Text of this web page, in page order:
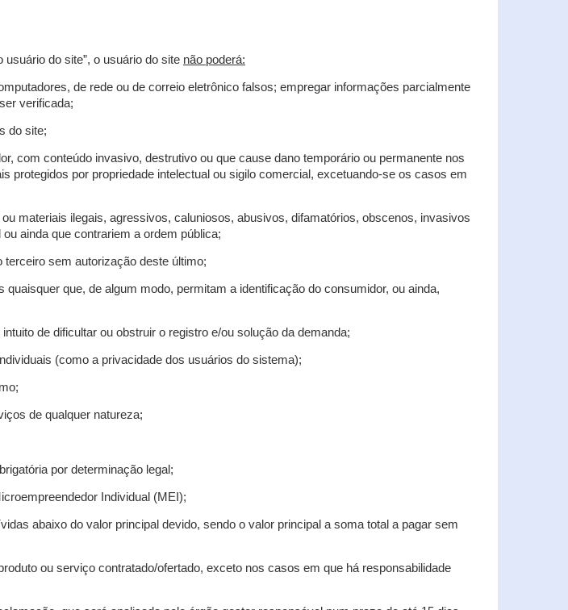
do site”, o usuário do site não poderá:
de rede ou de correio eletrônico falsos; empregar informações parcialmente
verificada;
do site;
com conteúdo invasivo, destrutivo ou que cause dano temporário ou permanente nos
protegidos por propriedade intelectual ou sigilo comercial, excetuando-se os casos em
materiais ilegais, agressivos, caluniosos, abusivos, difamatórios, obscenos, invasivos
ainda que contrariem a ordem pública;
sem autorização deste último;
que, de algum modo, permitam a identificação do consumidor, ou ainda,
de dificultar ou obstruir o registro e/ou solução da demanda;
(como a privacidade dos usuários do sistema);
de qualquer natureza;
por determinação legal;
Individual (MEI);
abaixo do valor principal devido, sendo o valor principal a soma total a pagar sem
ou serviço contratado/ofertado, exceto nos casos em que há responsabilidade